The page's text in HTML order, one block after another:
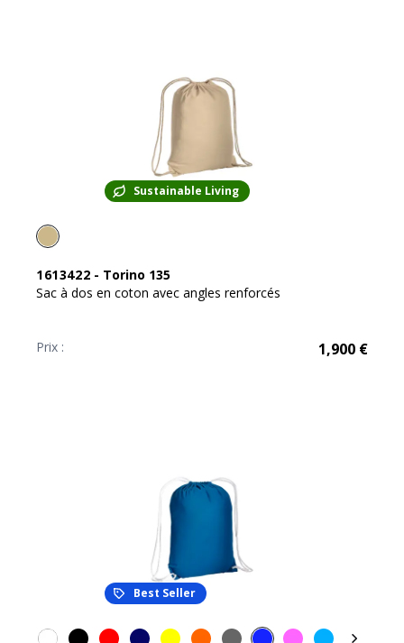
Sustainable Living
1613422 - Torino 135
Sac à dos en coton avec angles renforcés
Prix : 1,900 €
Best Seller